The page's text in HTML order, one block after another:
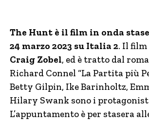
The Hunt è il film in onda
24 marzo 2023 su Italia 2. Il film
Craig Zobel, ed è tratto dal
Richard Connel “La Partita più
Betty Gilpin, Ike Barinholtz,
Hilary Swank sono i
L’appuntamento è per stasera